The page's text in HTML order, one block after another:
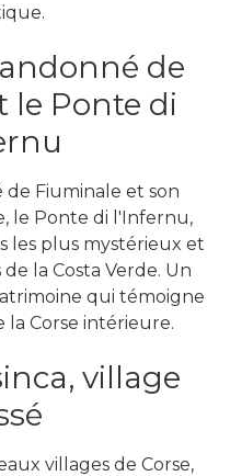
de
le Ponte di
de Fiuminale et son
le Ponte di l'Infernu,
les plus mystérieux et
la Costa Verde. Un
qui témoigne
la Corse intérieure.
village
villages de Corse,